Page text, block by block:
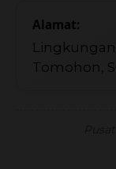
Alamat:
Tomohon,